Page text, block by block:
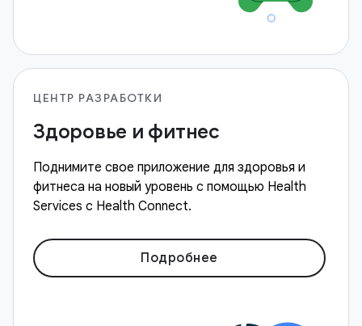
ЦЕНТР РАЗРАБОТКИ
Здоровье и фитнес
Поднимите свое приложение для здоровья и
фитнеса на новый уровень с помощью Health
Services с Health Connect.
Подробнее